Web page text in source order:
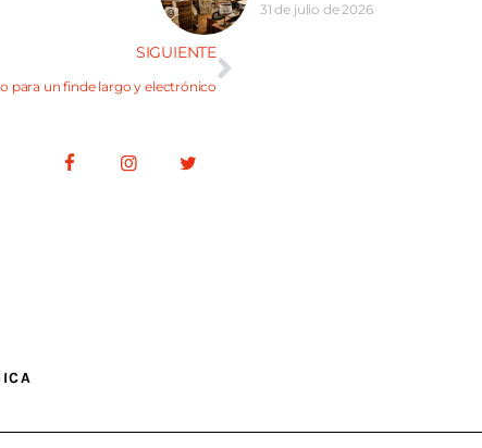
31 de julio de 2026
SIGUIENTE
para un finde largo y electrónico